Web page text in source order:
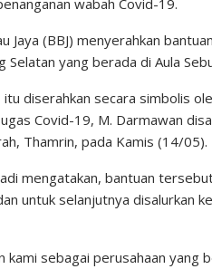
wabah Covid-19.
Jaya (BBJ) menyerahkan
Selatan yang berada di Aula
diserahkan secara simbolis
Covid-19, M. Darmawan
Thamrin, pada Kamis (14/05).
mengatakan, bantuan
untuk selanjutnya disalurkan
kami sebagai perusahaan yang